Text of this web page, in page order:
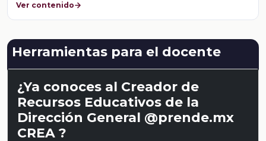
Ver contenido
Herramientas para el docente
¿Ya conoces al Creador de
Recursos Educativos de la
Dirección General @prende.mx
CREA ?